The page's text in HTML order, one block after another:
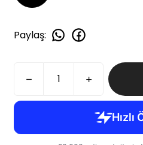
Paylaş: